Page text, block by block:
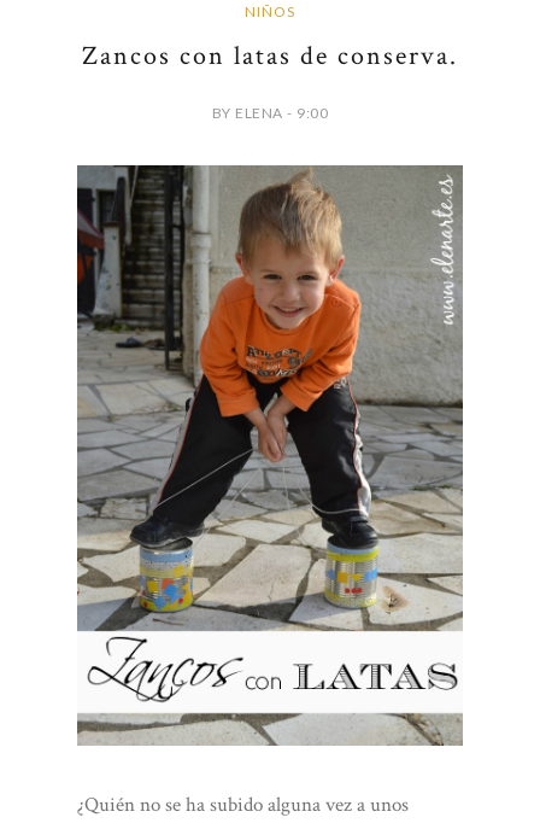
NIÑOS
Zancos con latas de conserva.
BY ELENA - 9:00
¿Quién no se ha subido alguna vez a unos